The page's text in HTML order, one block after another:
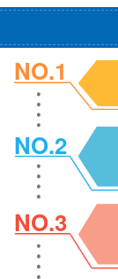
NO.1
NO.2
NO.3